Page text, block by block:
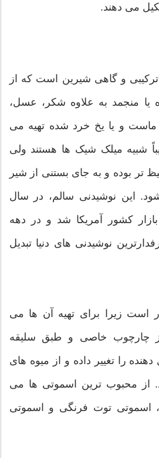
می دهند.
و گاهی شیرین است که از
یا منجمد به علاوه شکر، عسل،
ماست و یا یخ خرد شده تهیه می
شبیه میلک شیک ها هستند ولی
تر بوده و به جای بستنی از شیر
این نوشیدنی سالم، در سال
بازار کشور آمریکا شد و در دهه
نوشیدنی های دنیا تبدیل
است زیرا برای تهیه آن ها می
چارچوب خاصی و طبق سلیقه
را تغییر داده و از میوه های
از محبوب ترین اسموتی ها می
اسموتی توت فرنگی و اسموتی